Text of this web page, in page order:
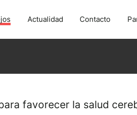
Actualidad Contacto
favorecer la salud